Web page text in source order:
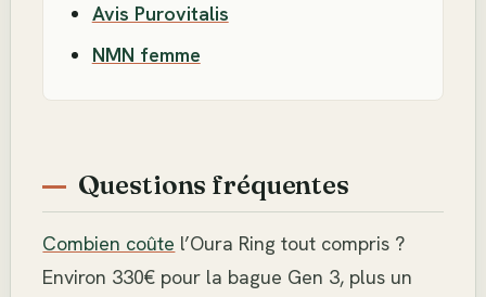
Avis Purovitalis
NMN femme
Questions fréquentes
Combien coûte l’Oura Ring tout compris ?
Environ 330€ pour la bague Gen 3, plus un